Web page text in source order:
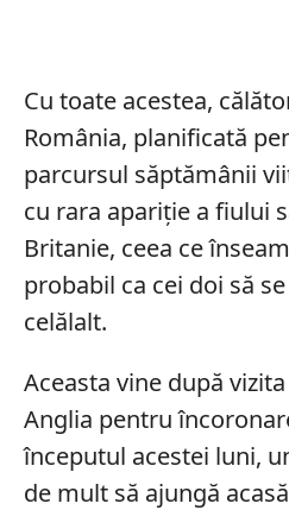
Cu toate acestea,
România, planificată
parcursul săptămânii
cu rara apariție a fiului
Britanie, ceea ce
probabil ca cei doi să
celălalt.
Aceasta vine după
Anglia pentru
începutul acestei luni,
de mult să ajungă